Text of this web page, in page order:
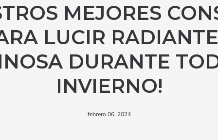
MEJORES
LUCIR
DURANTE
INVIERNO!
febrero 06, 2024